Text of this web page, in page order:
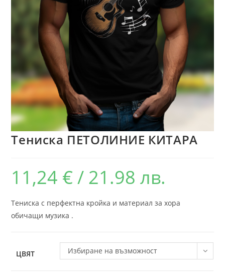
Тениска ПЕТОЛИНИЕ КИТАРА
11,24 € / 21.98 лв.
Тениска с перфектна кройка и материал за хора
обичащи музика .
ЦВЯТ Избиране на възможност